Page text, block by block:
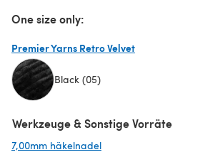
One size only:
Premier Yarns Retro Velvet
Black (05)
Werkzeuge & Sonstige Vorräte
7,00mm häkelnadel